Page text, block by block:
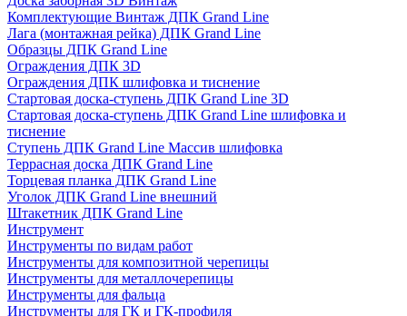
Комплектующие Винтаж ДПК Grand Line
Лага (монтажная рейка) ДПК Grand Line
Образцы ДПК Grand Line
Ограждения ДПК 3D
Ограждения ДПК шлифовка и тиснение
Стартовая доска-ступень ДПК Grand Line 3D
Стартовая доска-ступень ДПК Grand Line шлифовка и
тиснение
Ступень ДПК Grand Line Массив шлифовка
Террасная доска ДПК Grand Line
Торцевая планка ДПК Grand Line
Уголок ДПК Grand Line внешний
Штакетник ДПК Grand Line
Инструмент
Инструменты по видам работ
Инструменты для композитной черепицы
Инструменты для металлочерепицы
Инструменты для фальца
Инструменты для ГК и ГК-профиля